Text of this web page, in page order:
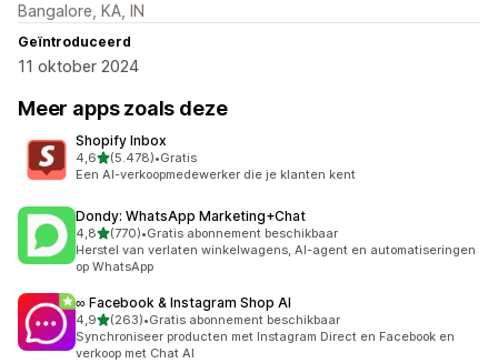
Bangalore, KA, IN
Geïntroduceerd
11 oktober 2024
Meer apps zoals deze
Shopify Inbox
4,6van 5 sterren
(5.478)
5478 recensies in totaal
•Gratis
Een AI-verkoopmedewerker die je klanten kent
Dondy: WhatsApp Marketing+Chat
4,8van 5 sterren
(770)
770 recensies in totaal
•Gratis abonnement beschikbaar
Herstel van verlaten winkelwagens, AI-agent en automatiseringen
op WhatsApp
∞ Facebook & Instagram Shop AI
4,9van 5 sterren
(263)
263 recensies in totaal
•Gratis abonnement beschikbaar
Synchroniseer producten met Instagram Direct en Facebook en
verkoop met Chat AI